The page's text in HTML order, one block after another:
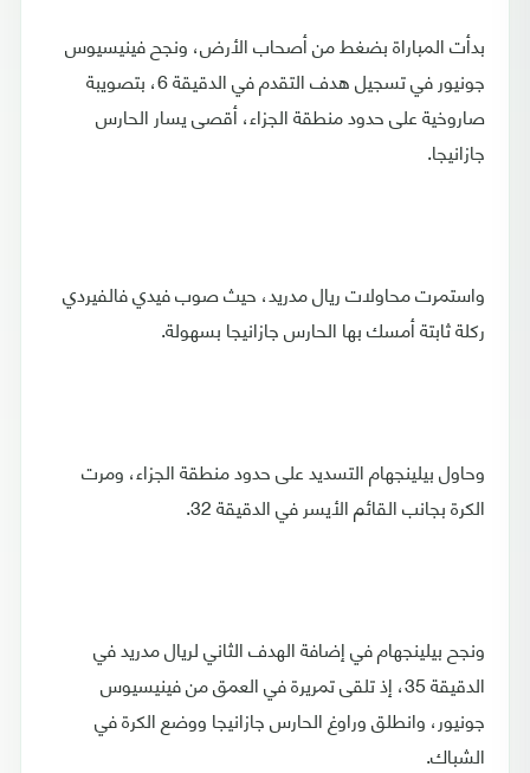
بدأت المباراة بضغط من أصحاب الأرض، ونجح فينيسيوس
جونيور في تسجيل هدف التقدم في الدقيقة 6، بتصويبة
صاروخية على حدود منطقة الجزاء، أقصى يسار الحارس
جازانيجا.
واستمرت محاولات ريال مدريد، حيث صوب فيدي فالفيردي
ركلة ثابتة أمسك بها الحارس جازانيجا بسهولة.
وحاول بيلينجهام التسديد على حدود منطقة الجزاء، ومرت
الكرة بجانب القائم الأيسر في الدقيقة 32.
ونجح بيلينجهام في إضافة الهدف الثاني لريال مدريد في
الدقيقة 35، إذ تلقى تمريرة في العمق من فينيسيوس
جونيور، وانطلق وراوغ الحارس جازانيجا ووضع الكرة في
الشباك.